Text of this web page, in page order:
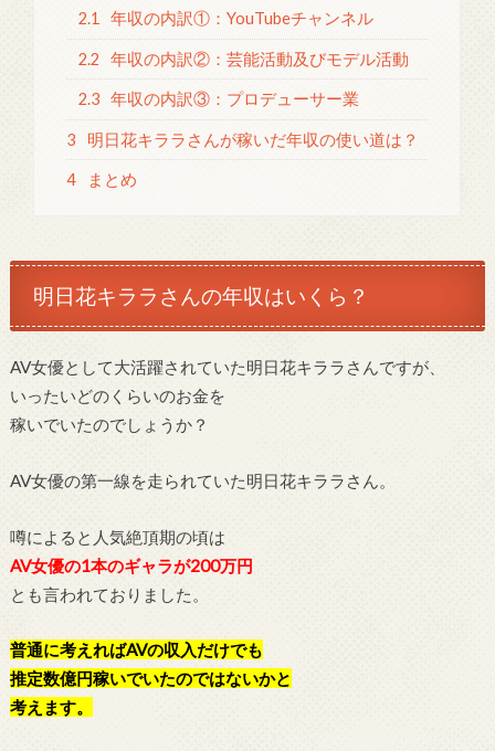
2.1 年収の内訳①：YouTubeチャンネル
2.2 年収の内訳②：芸能活動及びモデル活動
2.3 年収の内訳③：プロデューサー業
3 明日花キララさんが稼いだ年収の使い道は？
4 まとめ
明日花キララさんの年収はいくら？
AV女優として大活躍されていた明日花キララさんですが、
いったいどのくらいのお金を
稼いでいたのでしょうか？
AV女優の第一線を走られていた明日花キララさん。
噂によると人気絶頂期の頃は
AV女優の1本のギャラが200万円
とも言われておりました。
普通に考えればAVの収入だけでも
推定数億円稼いでいたのではないかと
考えます。